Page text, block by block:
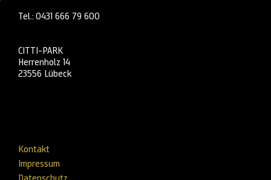
Tel.: 0431 666 79 600
CITTI-PARK
Herrenholz 14
23556 Lübeck
Kontakt
Impressum
Datenschutz